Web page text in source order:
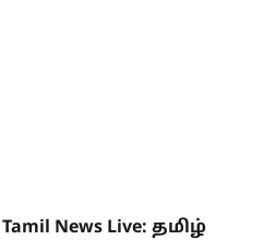
Tamil News Live: தமிழ்